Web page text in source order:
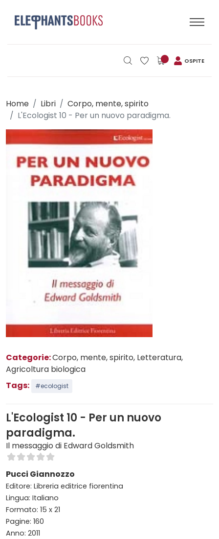
OSPITE
Home Libri
Corpo, mente, spirito
L'Ecologist 10 - Per un nuovo paradigma.
Categorie:Corpo, mente, spirito, Letteratura,
Agricoltura biologica
Tags:
#ecologist
L'Ecologist 10 - Per un nuovo
paradigma.
Il messaggio di Edward Goldsmith
Pucci Giannozzo
Editore: Libreria editrice fiorentina
Lingua: Italiano
Formato: 15 x 21
Pagine: 160
Anno: 2011